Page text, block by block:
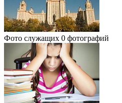
Фото служащих 0 фотографий